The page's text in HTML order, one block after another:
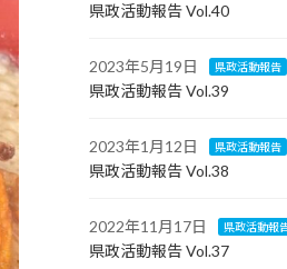
県政活動報告 Vol.40
2023年5月19日 県政活動報告
県政活動報告 Vol.39
2023年1月12日 県政活動報告
県政活動報告 Vol.38
2022年11月17日 県政活動報
県政活動報告 Vol.37